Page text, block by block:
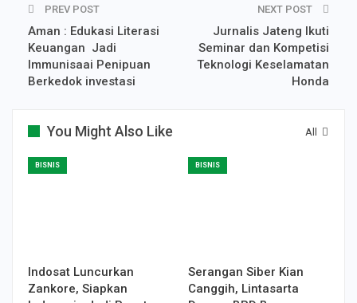
PREV POST
Aman : Edukasi Literasi
Keuangan Jadi
Immunisaai Penipuan
Berkedok investasi
NEXT POST
Jurnalis Jateng Ikuti
Seminar dan Kompetisi
Teknologi Keselamatan
Honda
All
You Might Also Like
BISNIS
Indosat Luncurkan
Zankore, Siapkan
BISNIS
Serangan Siber Kian
Canggih, Lintasarta